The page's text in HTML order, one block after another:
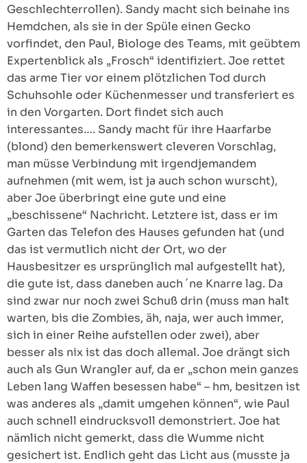
Geschlechterrollen). Sandy macht sich beinahe ins
Hemdchen, als sie in der Spüle einen Gecko
vorfindet, den Paul, Biologe des Teams, mit geübtem
Expertenblick als „Frosch“ identifiziert. Joe rettet
das arme Tier vor einem plötzlichen Tod durch
Schuhsohle oder Küchenmesser und transferiert es
in den Vorgarten. Dort findet sich auch
interessantes…. Sandy macht für ihre Haarfarbe
(blond) den bemerkenswert cleveren Vorschlag,
man müsse Verbindung mit irgendjemandem
aufnehmen (mit wem, ist ja auch schon wurscht),
aber Joe überbringt eine gute und eine
„beschissene“ Nachricht. Letztere ist, dass er im
Garten das Telefon des Hauses gefunden hat (und
das ist vermutlich nicht der Ort, wo der
Hausbesitzer es ursprünglich mal aufgestellt hat),
die gute ist, dass daneben auch ´ne Knarre lag. Da
sind zwar nur noch zwei Schuß drin (muss man halt
warten, bis die Zombies, äh, naja, wer auch immer,
sich in einer Reihe aufstellen oder zwei), aber
besser als nix ist das doch allemal. Joe drängt sich
auch als Gun Wrangler auf, da er „schon mein ganzes
Leben lang Waffen besessen habe“ – hm, besitzen ist
was anderes als „damit umgehen können“, wie Paul
auch schnell eindrucksvoll demonstriert. Joe hat
nämlich nicht gemerkt, dass die Wumme nicht
gesichert ist. Endlich geht das Licht aus (musste ja